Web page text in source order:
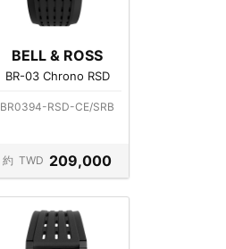
BELL & ROSS
BR-03 Chrono RSD
BR0394-RSD-CE/SRB
約 TWD 209,000